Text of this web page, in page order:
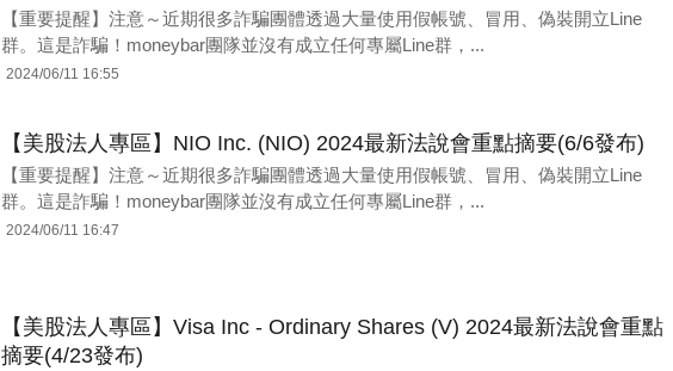
【重要提醒】注意～近期很多詐騙團體透過大量使用假帳號、冒用、偽裝開立Line
群。這是詐騙！moneybar團隊並沒有成立任何專屬Line群，...
2024/06/11 16:55
【美股法人專區】NIO Inc. (NIO) 2024最新法說會重點摘要(6/6發布)
【重要提醒】注意～近期很多詐騙團體透過大量使用假帳號、冒用、偽裝開立Line
群。這是詐騙！moneybar團隊並沒有成立任何專屬Line群，...
2024/06/11 16:47
【美股法人專區】Visa Inc - Ordinary Shares (V) 2024最新法說會重點
摘要(4/23發布)